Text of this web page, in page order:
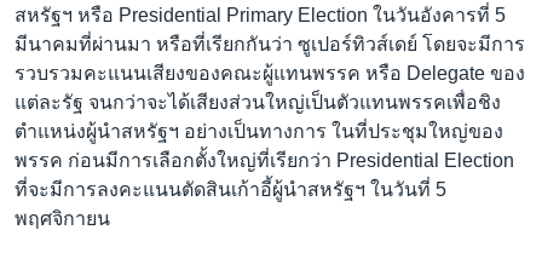
สหรัฐฯ หรือ Presidential Primary Election ในวันอังคารที่ 5
มีนาคมที่ผ่านมา หรือที่เรียกกันว่า ซูเปอร์ทิวส์เดย์ โดยจะมีการ
รวบรวมคะแนนเสียงของคณะผู้แทนพรรค หรือ Delegate ของ
แต่ละรัฐ จนกว่าจะได้เสียงส่วนใหญ่เป็นตัวแทนพรรคเพื่อชิง
ตำแหน่งผู้นำสหรัฐฯ อย่างเป็นทางการ ในที่ประชุมใหญ่ของ
พรรค ก่อนมีการเลือกตั้งใหญ่ที่เรียกว่า Presidential Election
ที่จะมีการลงคะแนนตัดสินเก้าอี้ผู้นำสหรัฐฯ ในวันที่ 5
พฤศจิกายน